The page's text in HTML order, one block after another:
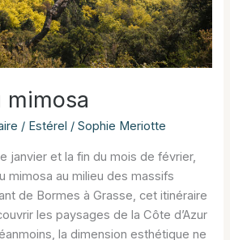
mimosa
/ Estérel /Sophie Meriotte
janvier et la fin du mois de février,
mimosa au milieu des massifs
de Bormes à Grasse, cet itinéraire
les paysages de la Côte d’Azur
la dimension esthétique ne